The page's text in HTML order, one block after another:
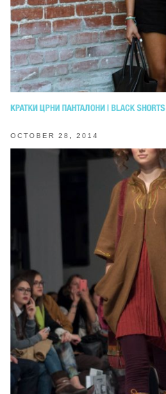
КРАТКИ ЦРНИ ПАНТАЛОНИ | BLACK SHORTS
OCTOBER 28, 2014